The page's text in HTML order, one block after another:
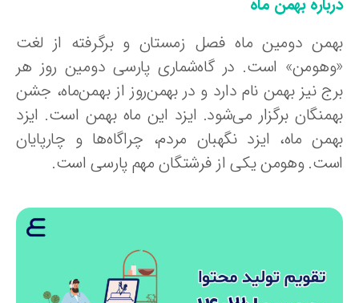
دومین ماه فصل زمستان و برگرفته از لغت
است. در گاه‌شماری پارسی دومین روز هر
نیز بهمن نام دارد و در بهمن‌روز از بهمن‌ماه، جشن
برگزار می‌شود. ایزد این ماه بهمن است. ایزد
ماه، ایزد نگهبان مردم، چراگاه‌ها و چارپایان
وهومن یکی از فرشتگان مهم پارسی است.